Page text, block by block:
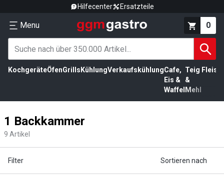
Hilfecenter Ersatzteile
Menu 0
KochgeräteÖfenGrills KühlungVerkaufskühlungCafe,
Eis &
Waffel
Teig
&
Mehl
1 Backkammer
9 Artikel
Filter Sortieren nach